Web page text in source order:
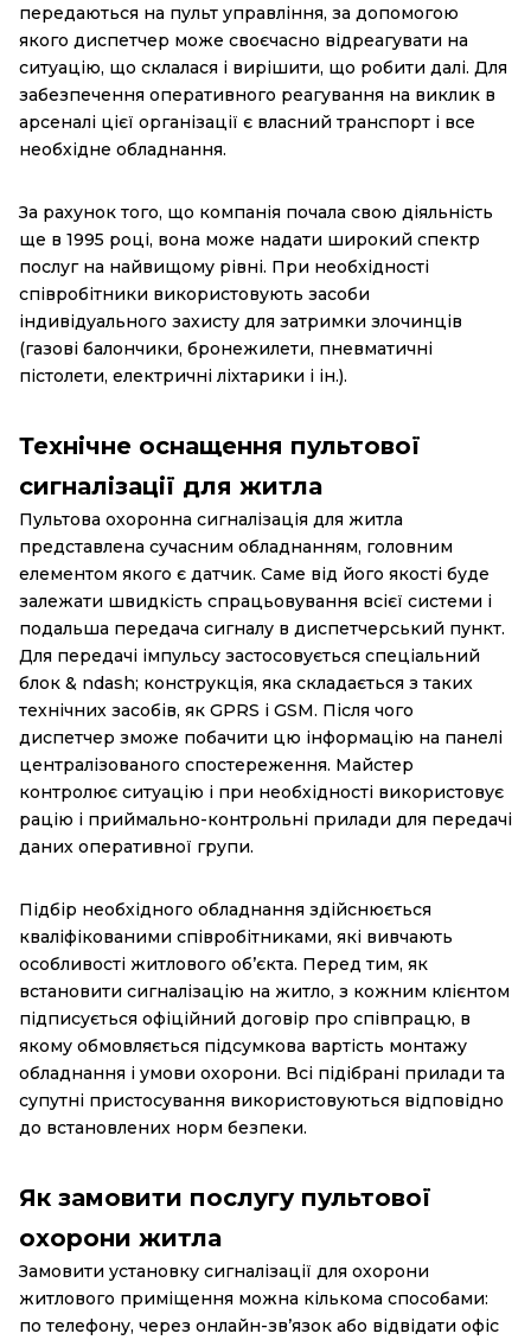
передаються на пульт управління, за допомогою
якого диспетчер може своєчасно відреагувати на
ситуацію, що склалася і вирішити, що робити далі. Для
забезпечення оперативного реагування на виклик в
арсеналі цієї організації є власний транспорт і все
необхідне обладнання.
За рахунок того, що компанія почала свою діяльність
ще в 1995 році, вона може надати широкий спектр
послуг на найвищому рівні. При необхідності
співробітники використовують засоби
індивідуального захисту для затримки злочинців
(газові балончики, бронежилети, пневматичні
пістолети, електричні ліхтарики і ін.).
Технічне оснащення пультової
сигналізації для житла
Пультова охоронна сигналізація для житла
представлена ​​сучасним обладнанням, головним
елементом якого є датчик. Саме від його якості буде
залежати швидкість спрацьовування всієї системи і
подальша передача сигналу в диспетчерський пункт.
Для передачі імпульсу застосовується спеціальний
блок & ndash; конструкція, яка складається з таких
технічних засобів, як GPRS і GSM. Після чого
диспетчер зможе побачити цю інформацію на панелі
централізованого спостереження. Майстер
контролює ситуацію і при необхідності використовує
рацію і приймально-контрольні прилади для передачі
даних оперативної групи.
Підбір необхідного обладнання здійснюється
кваліфікованими співробітниками, які вивчають
особливості житлового об’єкта. Перед тим, як
встановити сигналізацію на житло, з кожним клієнтом
підписується офіційний договір про співпрацю, в
якому обмовляється підсумкова вартість монтажу
обладнання і умови охорони. Всі підібрані прилади та
супутні пристосування використовуються відповідно
до встановлених норм безпеки.
Як замовити послугу пультової
охорони житла
Замовити установку сигналізації для охорони
житлового приміщення можна кількома способами:
по телефону, через онлайн-зв’язок або відвідати офіс